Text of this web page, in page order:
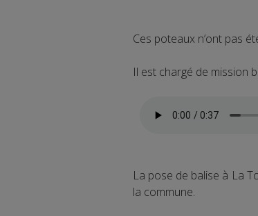
Ces poteaux n’ont pas
Il est chargé de mission
La pose de balise à La
la commune.